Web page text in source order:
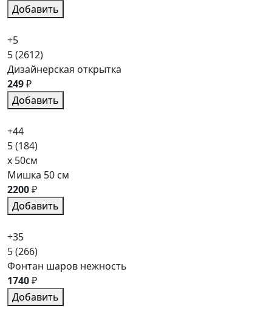
Добавить
+5
5(2612)
Дизайнерская открытка
249₽
Добавить
+44
5(184)
x 50см
Мишка 50 см
2200₽
Добавить
+35
5(266)
Фонтан шаров нежность
1740₽
Добавить